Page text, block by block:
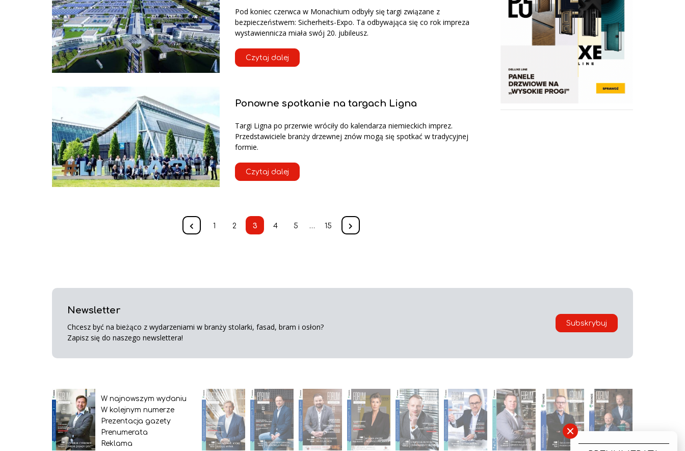
Pod koniec czerwca w Monachium odbyły się targi związane z
bezpieczeństwem: Sicherheits-Expo. Ta odbywająca się co rok impreza
wystawiennicza miała swój 20. jubileusz.
Czytaj dalej
Ponowne spotkanie na targach Ligna
Targi Ligna po przerwie wróciły do kalendarza niemieckich imprez.
Przedstawiciele branży drzewnej znów mogą się spotkać w tradycyjnej
formie.
Czytaj dalej
1 2 3 4 5 … 15
Newsletter
Chcesz być na bieżąco z wydarzeniami w branży stolarki, fasad, bram i osłon?
Zapisz się do naszego newslettera!
Subskrybuj
W najnowszym wydaniu
W kolejnym numerze
Prezentacja gazety
Prenumerata
Reklama
×